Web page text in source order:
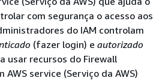
com segurança o acesso aos
do IAM controlam
(fazer login) e autorizado
usar recursos do Firewall
AWS service (Serviço da AWS)